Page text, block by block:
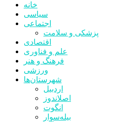
خانه
سیاسی
اجتماعی
پزشکی و سلامت
اقتصادی
علم و فناوری
فرهنگ و هنر
ورزشی
شهرستان‌ها
اردبیل
اصلاندوز
انگوت
بیله‌سوار